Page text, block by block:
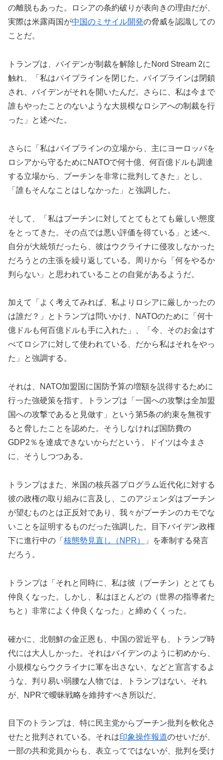
の離脱もあった。ロシアの条約破りが表向きの理由だが、
実際は米露両国が中国のミサイル開発の脅威を認識しての
ことだ。
トランプは、バイデンが制裁を解除したNord Stream 2に
触れ、「私はパイプラインを閉じた。パイプラインは閉鎖
され、バイデンがそれを開いたんだ。さらに、私は今まで
誰もやったことのないような大規模なロシアへの制裁を行
った」と述べた。
さらに「私はパイプラインの立場から、主にヨーロッパを
ロシアから守るためにNATOで何十億、何百億ドルも調達
する立場から、プーチンを非常に批判してきた」とし、
「誰もそんなことはしなかった」と強調した。
そして、「私はプーチンに対してとてもとても厳しい態度
をとってきた。その点では悪い評価を得ている」と述べ、
自分が大統領だったら、彼はウクライナに侵攻しなかった
だろうとの主張を繰り返している。周りから「何をやるか
判らない」と思われていることの自覚があるようだ。
加えて「よく考えてみれば、私よりロシアに厳しかったの
は誰だ？」とトランプは問いかけ、NATOのために「何十
億ドルも何百億ドルも手に入れた」、「今、そのお金はす
べてロシアに対して使われている、だから私はそれをやっ
た」と強調する。
それは、NATO加盟国に国防予算の増額を説得するために
行った強硬策を指す。トランプは「一国への攻撃は全加盟
国への攻撃であると見做す」という第5条の約束を無視す
ると脅したことを認めた。そうしなければ国防費の
GDP2％を達成できないからだという。ドイツは今まさ
に、そうしつつある。
トランプはまた、米国の核兵器プログラム近代化に対する
彼の政権の取り組みに言及し、このアジェンダはプーチン
が望むものとは正反対であり、我々がプーチンのカモでな
いことを証明するものだった強調した。目下バイデン政権
下に進行中の「 核態勢見直し（NPR）
」を牽制する発言
だろう。
トランプは「それと同時に、私は彼（プーチン）ととても
仲良くなった。しかし、私はほとんどの（世界の指導者た
ちと）非常によく仲良くなった」と締めくくった。
確かに、北朝鮮の金正恩も、中国の習近平も、トランプ時
代には大人しかった。それはバイデンのように初めから、
小規模ならウクライナに軍を出さない、などと宣言するよ
うな、判り易い弱腰な人物では、トランプはない。それ
が、NPRで曖昧戦略を維持すべき所以だ。
目下のトランプは、特に民主党からプーチン批判を軟化さ
せたと批判されている。それは印象操作報道のせいだが、
一部の共和党員からも、表立ってではないが、批判を受け